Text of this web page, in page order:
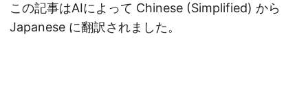
この記事はAIによって Chinese (Simplified) から
Japanese に翻訳されました。